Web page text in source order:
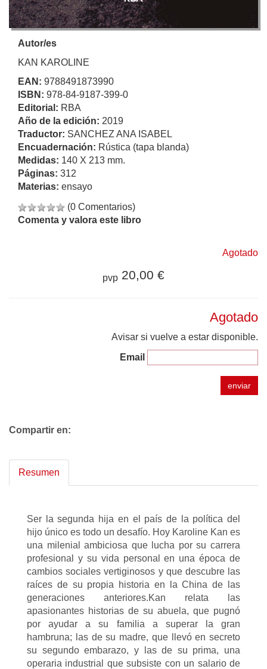
Autor/es
KAN KAROLINE
EAN: 9788491873990
ISBN: 978-84-9187-399-0
Editorial: RBA
Año de la edición: 2019
Traductor: SANCHEZ ANA ISABEL
Encuadernación: Rústica (tapa blanda)
Medidas: 140 X 213 mm.
Páginas: 312
Materias: ensayo
(0 Comentarios)
Comenta y valora este libro
Agotado
pvp 20,00 €
Agotado
Avisar si vuelve a estar disponible.
Email
enviar
Compartir en:
Resumen
Ser la segunda hija en el país de la política del
hijo único es todo un desafío. Hoy Karoline Kan es
una milenial ambiciosa que lucha por su carrera
profesional y su vida personal en una época de
cambios sociales vertiginosos y que descubre las
raíces de su propia historia en la China de las
generaciones anteriores.Kan relata las
apasionantes historias de su abuela, que pugnó
por ayudar a su familia a superar la gran
hambruna; las de su madre, que llevó en secreto
su segundo embarazo, y las de su prima, una
operaria industrial que subsiste con un salario de